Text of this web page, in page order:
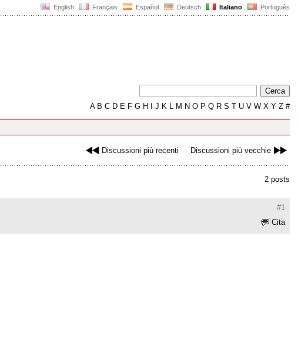
English Français Español Deutsch Italiano Português
AB C D E F G H J K L M N O P Q R S T U V W X Y Z #
Discussioni più recenti Discussioni più vecchie
2 posts
#1
Cita